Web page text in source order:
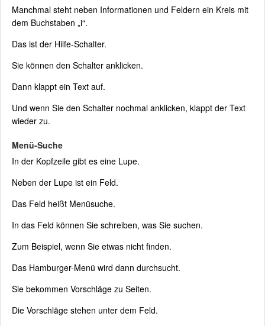
Manchmal steht neben Informationen und Feldern ein Kreis mit
dem Buchstaben „i“.
Das ist der Hilfe-Schalter.
Sie können den Schalter anklicken.
Dann klappt ein Text auf.
Und wenn Sie den Schalter nochmal anklicken, klappt der Text
wieder zu.
Menü-Suche
In der Kopfzeile gibt es eine Lupe.
Neben der Lupe ist ein Feld.
Das Feld heißt Menüsuche.
In das Feld können Sie schreiben, was Sie suchen.
Zum Beispiel, wenn Sie etwas nicht finden.
Das Hamburger-Menü wird dann durchsucht.
Sie bekommen Vorschläge zu Seiten.
Die Vorschläge stehen unter dem Feld.